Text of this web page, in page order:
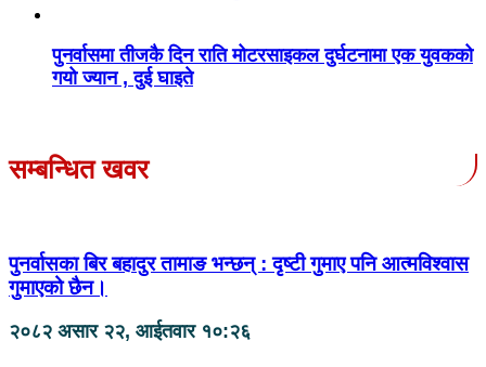
पुनर्वासमा तीजकै दिन राति मोटरसाइकल दुर्घटनामा एक युवकको
गयो ज्यान , दुई घाइते
सम्बन्धित खवर
पुनर्वासका बिर बहादुर तामाङ भन्छन् : दृष्टी गुमाए पनि आत्मविश्वास
गुमाएको छैन।
२०८२ असार २२, आईतवार १०:२६